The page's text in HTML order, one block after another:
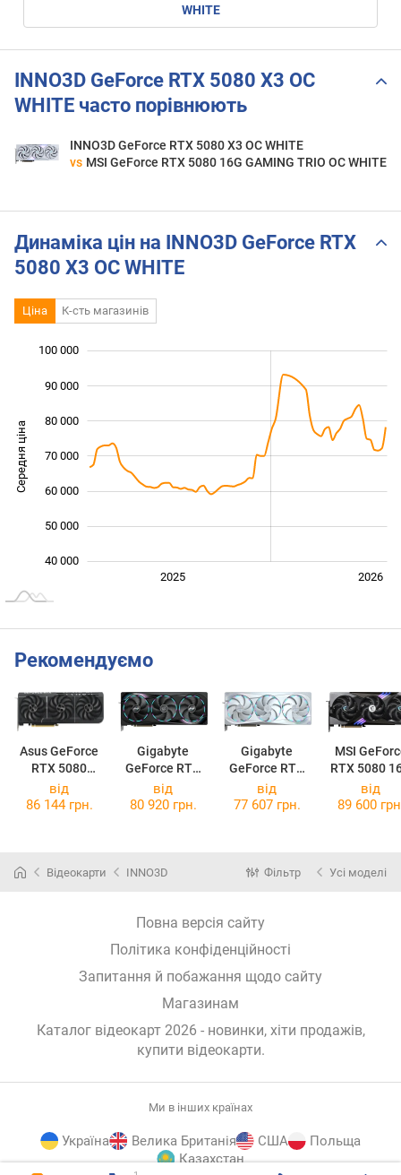
WHITE
INNO3D GeForce RTX 5080 X3 OC
WHITE часто порівнюють
INNO3D GeForce RTX 5080 X3 OC WHITE
vs MSI GeForce RTX 5080 16G GAMING TRIO OC WHITE
Динаміка цін на INNO3D GeForce RTX
5080 X3 OC WHITE
Ціна К-сть магазинів
Середня ціна 100 000
40 000
50 000
60 000
70 000
80 000
90 000
100 000
2025 2026
Рекомендуємо
Asus GeForce
RTX 5080
Prime EVO OC
Gigabyte
GeForce RTX
5080 AORUS
MASTER 16G
Gigabyte
GeForce RTX
5080 AORUS
MASTER ICE
MSI
RTX 5080
GAMING
від
86 144 грн.
від
80 920 грн.
від
77 607 грн.
від
89 600
Відеокарти INNO3D Фільтр Усі моделі
Повна версія сайту
Політика конфіденційності
Запитання й побажання щодо сайту
Магазинам
Каталог відеокарт 2026 - новинки, хіти продажів,
купити відеокарти.
Ми в інших країнах
Україна Велика Британія США
Польща
Казахстан